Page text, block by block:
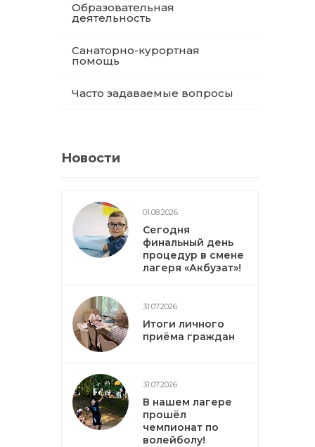
Образовательная
деятельность
Санаторно-курортная
помощь
Часто задаваемые вопросы
Новости
01.08.2026
Сегодня
финальный день
процедур в смене
лагеря «Акбузат»!
31.07.2026
Итоги личного
приёма граждан
31.07.2026
В нашем лагере
прошёл
чемпионат по
волейболу!